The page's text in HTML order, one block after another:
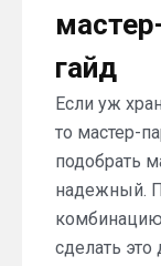
гайд
Если уж
то мастер-
подобрать
надежный.
комбинацию
сделать